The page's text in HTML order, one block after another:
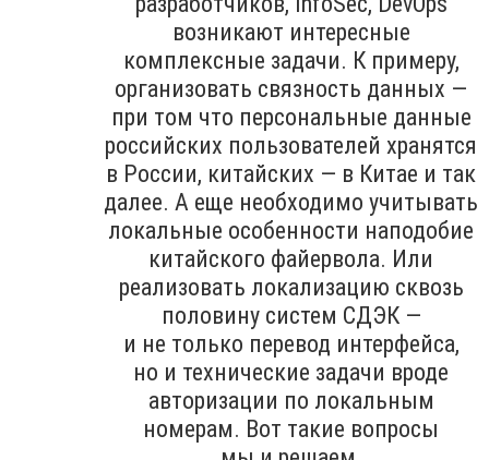
возникают интересные
комплексные задачи. К примеру,
организовать связность данных —
при том что персональные данные
российских пользователей хранятся
в России, китайских — в Китае и так
далее. А еще необходимо учитывать
локальные особенности наподобие
китайского файервола. Или
реализовать локализацию сквозь
половину систем СДЭК —
и не только перевод интерфейса,
но и технические задачи вроде
авторизации по локальным
номерам. Вот такие вопросы